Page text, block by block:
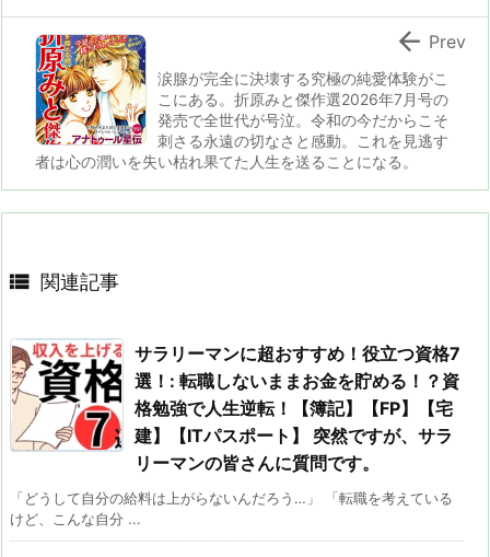
涙腺が完全に決壊する究極の純愛体験がこ
こにある。折原みと傑作選2026年7月号の
発売で全世代が号泣。令和の今だからこそ
刺さる永遠の切なさと感動。これを見逃す
者は心の潤いを失い枯れ果てた人生を送ることになる。
 Prev
 関連記事
サラリーマンに超おすすめ！役立つ資格7
選！: 転職しないままお金を貯める！？資
格勉強で人生逆転！【簿記】【FP】【宅
建】【ITパスポート】 突然ですが、サラ
リーマンの皆さんに質問です。
「どうして自分の給料は上がらないんだろう…」 「転職を考えている
けど、こんな自分 ...